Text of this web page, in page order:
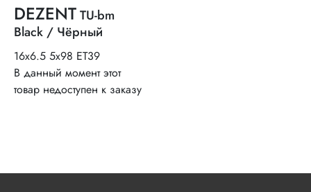
DEZENTTU-bm
Black / Чёрный
16x6.5 5x98 ET39
В данный момент этот
товар недоступен к заказу